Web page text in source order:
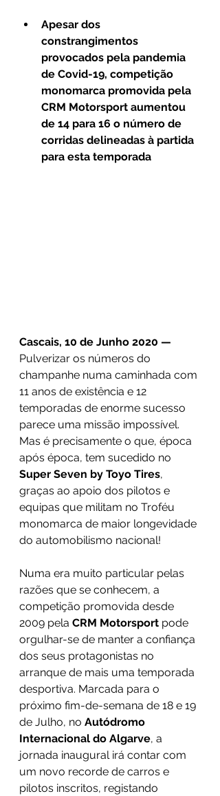
Apesar dos
constrangimentos
provocados pela pandemia
de Covid-19, competição
monomarca promovida pela
CRM Motorsport aumentou
de 14 para 16 o número de
corridas delineadas à partida
para esta temporada
Cascais, 10 de Junho 2020 —
Pulverizar os números do
champanhe numa caminhada com
11 anos de existência e 12
temporadas de enorme sucesso
parece uma missão impossível.
Mas é precisamente o que, época
após época, tem sucedido no
Super Seven by Toyo Tires,
graças ao apoio dos pilotos e
equipas que militam no Troféu
monomarca de maior longevidade
do automobilismo nacional!
Numa era muito particular pelas
razões que se conhecem, a
competição promovida desde
2009 pela CRM Motorsport pode
orgulhar-se de manter a confiança
dos seus protagonistas no
arranque de mais uma temporada
desportiva. Marcada para o
próximo fim-de-semana de 18 e 19
de Julho, no Autódromo
Internacional do Algarve, a
jornada inaugural irá contar com
um novo recorde de carros e
pilotos inscritos, registando